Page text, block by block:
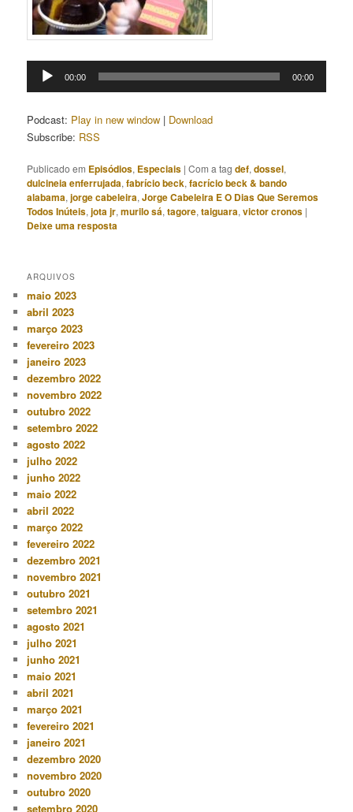
Tocador
00:00 00:00
Podcast: Play in new window | Download
Subscribe: RSS
Publicado em Episódios, Especiais |Com a tagdef,dossel,
dulcineia enferrujada,fabrício beck,facrício beck & bando
alabama,jorge cabeleira,Jorge Cabeleira E O Dias Que Seremos
Todos Inúteis,jota jr,murilo sá,tagore,taiguara,victor cronos |
Deixe uma resposta
ARQUIVOS
maio 2023
abril 2023
março 2023
fevereiro 2023
janeiro 2023
dezembro 2022
novembro 2022
outubro 2022
setembro 2022
agosto 2022
julho 2022
junho 2022
maio 2022
abril 2022
março 2022
fevereiro 2022
dezembro 2021
novembro 2021
outubro 2021
setembro 2021
agosto 2021
julho 2021
junho 2021
maio 2021
abril 2021
março 2021
fevereiro 2021
janeiro 2021
dezembro 2020
novembro 2020
outubro 2020
setembro 2020